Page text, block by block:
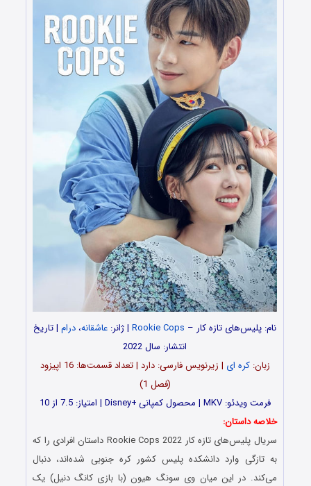
نام: پلیس‌های تازه کار – Rookie Cops | ژانر: عاشقانه، درام | تاریخ
انتشار: سال 2022
زبان:کره ای
| زیرنویس فارسی: دارد | تعداد قسمت‌‌‌ها: 16 اپیزود
(فصل 1)
فرمت ویدئو: MKV | محصول کمپانیDisney+
| امتیاز: 7.5 از 10
خلاصه داستان:
سریال پلیس‌های تازه کار Rookie Cops 2022 داستان افرادی را که
به تازگی وارد دانشکده پلیس کشور کره جنوبی شده‌اند، دنبال
می‌کند. در این میان وی سونگ هیون (با بازی کانگ دنیل) یک